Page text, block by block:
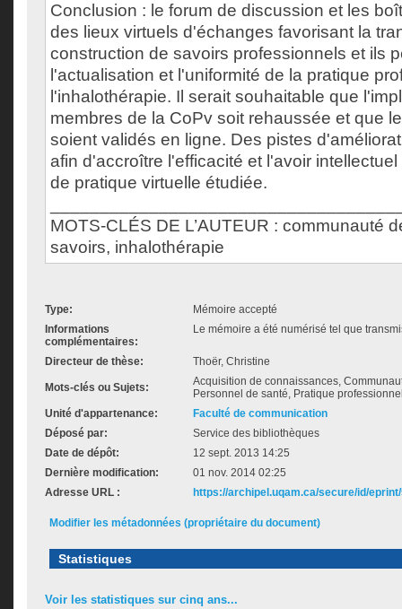
Conclusion : le forum de discussion et les
des lieux virtuels d'échanges favorisant la
construction de savoirs professionnels et ils
l'actualisation et l'uniformité de la pratique
l'inhalothérapie. Il serait souhaitable que
membres de la CoPv soit rehaussée et que
soient validés en ligne. Des pistes
afin d'accroître l'efficacité et l'avoir
de pratique virtuelle étudiée.
MOTS-CLÉS DE L’AUTEUR : communauté
savoirs, inhalothérapie
Type:
Mémoire accepté
Informations
complémentaires:
Le mémoire a été numérisé tel que
Directeur de thèse: Thoër, Christine
Mots-clés ou Sujets:
Acquisition de connaissances,
Personnel de santé, Pratique
Unité d'appartenance:
Faculté de communication
Déposé par:
Service des bibliothèques
Date de dépôt:
12 sept. 2013 14:25
Dernière modification:
01 nov. 2014 02:25
Adresse URL :
https://archipel.uqam.ca/secure/id/
Modifier les métadonnées (propriétaire du document)
Statistiques
Voir les statistiques sur cinq ans...